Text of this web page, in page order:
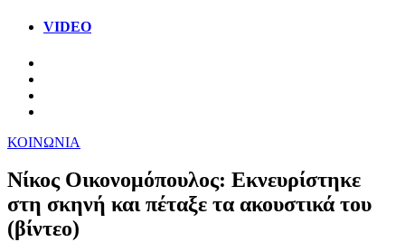
VIDEO
ΚΟΙΝΩΝΙΑ
Νίκος Οικονομόπουλος: Εκνευρίστηκε
στη σκηνή και πέταξε τα ακουστικά του
(βίντεο)